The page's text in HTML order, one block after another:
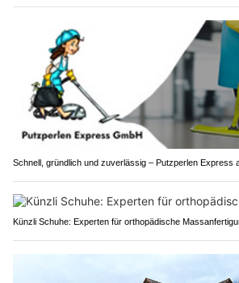
Schnell, gründlich und zuverlässig – Putzperlen Express
Künzli Schuhe: Experten für orthopädische